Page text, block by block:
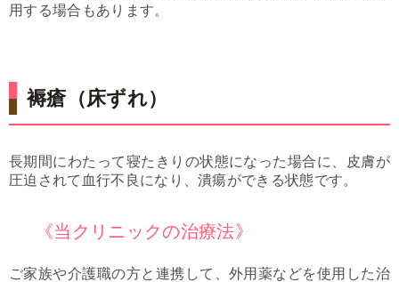
用する場合もあります。
褥瘡（床ずれ）
長期間にわたって寝たきりの状態になった場合に、皮膚が
圧迫されて血行不良になり、潰瘍ができる状態です。
《当クリニックの治療法》
ご家族や介護職の方と連携して、外用薬などを使用した治